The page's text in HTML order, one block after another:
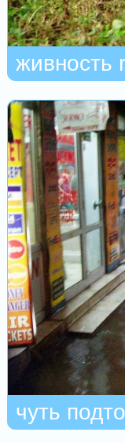
живность
чуть